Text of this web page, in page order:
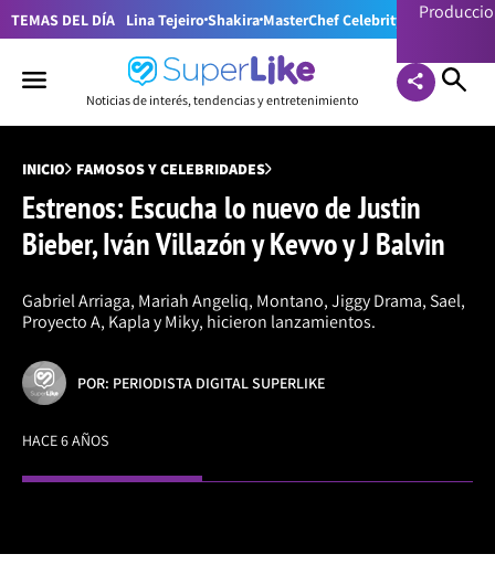
TEMAS DEL DÍA Lina TejeiroShakira MasterChef Celebrity Colombia
Noticias de interés, tendencias y entretenimiento
INICIO FAMOSOS Y CELEBRIDADES
Estrenos: Escucha lo nuevo de Justin
Bieber, Iván Villazón y Kevvo y J Balvin
Gabriel Arriaga, Mariah Angeliq, Montano, Jiggy Drama, Sael,
Proyecto A, Kapla y Miky, hicieron lanzamientos.
POR: PERIODISTA DIGITAL SUPERLIKE
HACE 6 AÑOS